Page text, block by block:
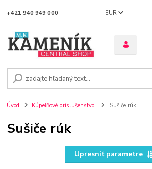
EUR
+421 940 949 000
Úvod Kúpeľňové príslušenstvo Sušiče rúk
Sušiče rúk
Upresniť parametre